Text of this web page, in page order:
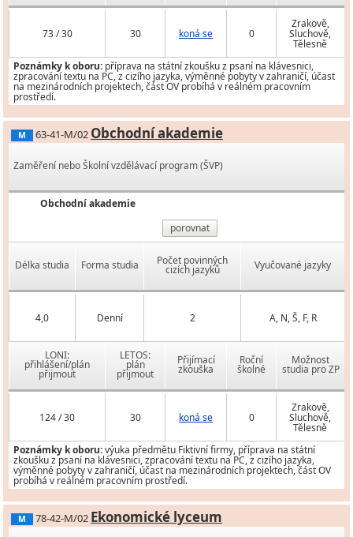
73 / 30 30 koná se 0
Zrakově,
Sluchově,
Tělesně
Poznámky k oboru: příprava na státní zkoušku z psaní na klávesnici,
zpracování textu na PC, z cizího jazyka, výměnné pobyty v zahraničí, účast
na mezinárodních projektech, část OV probíhá v reálném pracovním
prostředí.
M 63-41-M/02 Obchodní akademie
Zaměření nebo Školní vzdělávací program (ŠVP)
Obchodní akademie
porovnat
Délka studia Forma studia Počet povinných
cizích jazyků Vyučované jazyky
4,0 Denní 2 A, N, Š, F, R
LONI:
přihlášení/plán
přijmout
LETOS:
plán
přijmout
Přijímací
zkouška
Roční
školné
Možnost
studia pro ZP
124 / 30 30 koná se 0
Zrakově,
Sluchově,
Tělesně
Poznámky k oboru:výuka předmětu Fiktivní firmy, příprava na státní
zkoušku z psaní na klávesnici, zpracování textu na PC, z cizího jazyka,
výměnné pobyty v zahraničí, účast na mezinárodních projektech, část OV
probíhá v reálném pracovním prostředí.
M 78-42-M/02 Ekonomické lyceum